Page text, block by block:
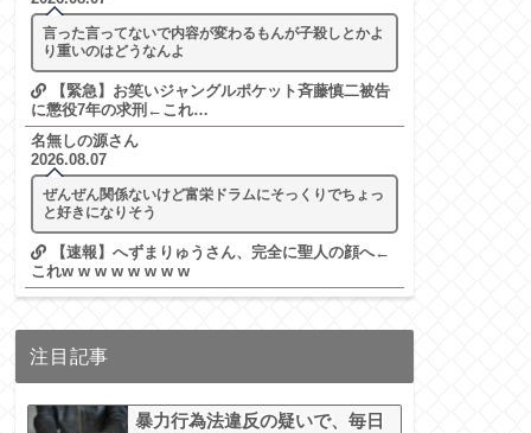
言った言ってないで内容が変わるもんが子殺しとかよ
り重いのはどうなんよ
【緊急】お笑いジャングルポケット斉藤慎二被告
に懲役7年の求刑←これ…
名無しの源さん
2026.08.07
ぜんぜん関係ないけど富栄ドラムにそっくりでちょっ
と好きになりそう
【速報】へずまりゅうさん、完全に聖人の顔へ←
これw w w w w w w w
注目記事
暴力行為法違反の疑いで、毎日